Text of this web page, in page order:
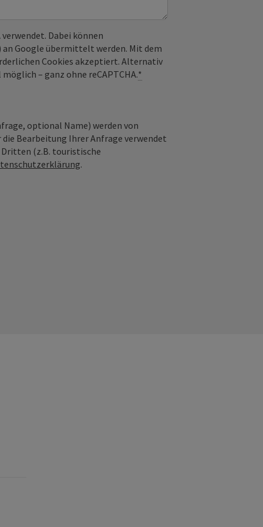
Dabei können
an Google übermittelt werden. Mit dem
Cookies akzeptiert. Alternativ
– ganz ohne reCAPTCHA.*
optional Name) werden von
Bearbeitung Ihrer Anfrage verwendet
Dritten (z.B. touristische
.